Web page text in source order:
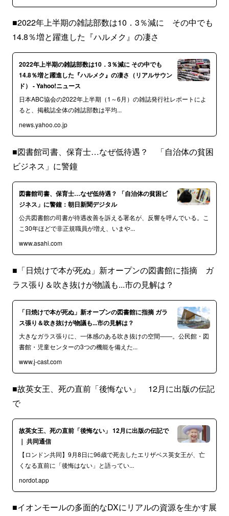
■2022年上半期の雑誌部数は10．3％減に その中でも
14.8％増と躍進した『ハルメク』の凄さ
2022年上半期の雑誌部数は10．3％減に その中でも
14.8％増と躍進した『ハルメク』の凄さ（リアルサウン
ド） - Yahoo!ニュース
日本ABC協会の2022年上半期（1～6月）の雑誌発行社レポートによ
ると、掲載誌全体の雑誌部数は平均...
news.yahoo.co.jp
■図書館司書、保育士…なぜ低待遇？ 「自治体の貧困
ビジネス」に警鐘
図書館司書、保育士…なぜ低待遇？ 「自治体の貧困ビ
ジネス」に警鐘：朝日新聞デジタル
公共図書館の司書が待遇改善を訴える署名が、反響を呼んでいる。こ
こ30年ほどで非正規職員が増え、いまや...
www.asahi.com
■「日焼けで本が死ぬ」新オープンの図書館に指摘 ガ
ラス張り＆吹き抜けが物議も...市の見解は？
「日焼けで本が死ぬ」新オープンの図書館に指摘 ガラ
ス張り＆吹き抜けが物議も...市の見解は？
大きなガラス張りに、一体感のある吹き抜けの空間――。公民館・図
書館・児童センターの3つの機能を備えた...
www.j-cast.com
■故英女王、死の直前「後悔ない」 12月に出版の伝記
で
故英女王、死の直前「後悔ない」 12月に出版の伝記で
｜ 共同通信
【ロンドン共同】9月8日に96歳で死去したエリザベス英女王が、亡
くなる直前に「後悔はない」と語ってい...
nordot.app
■イオンモールの多面的なDXにリアルの資源を生かす展